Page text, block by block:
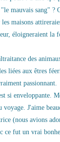
mauvais sang" ?
maisons
éloigneraient la
des
liées aux êtres
passionnant.
si enveloppante.
voyage. J'aime
(nous avions
ce fut un vrai